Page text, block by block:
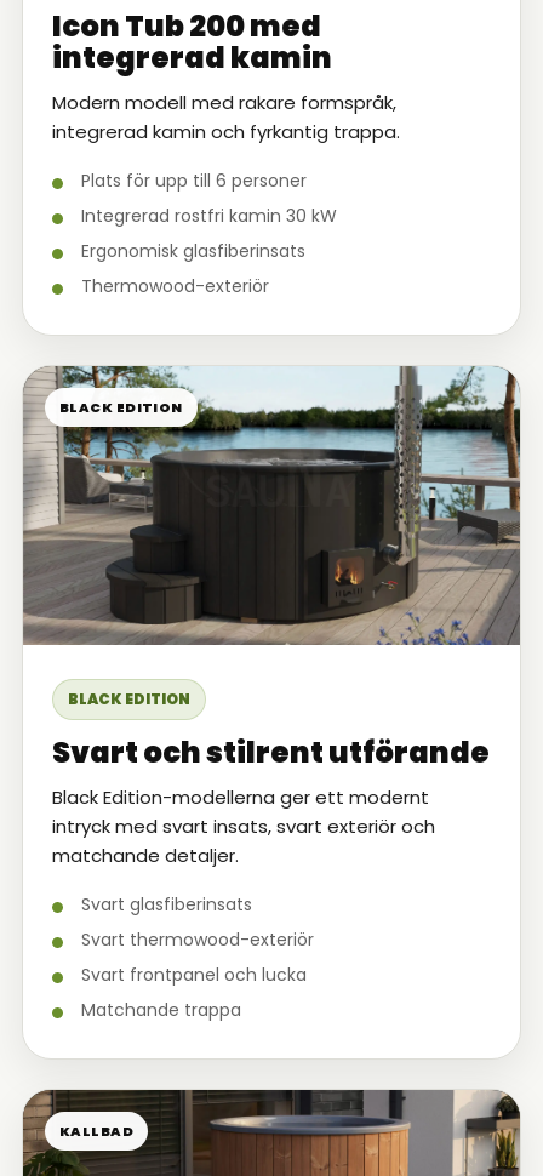
Icon Tub 200 med
integrerad kamin
Modern modell med rakare formspråk,
integrerad kamin och fyrkantig trappa.
Plats för upp till 6 personer
Integrerad rostfri kamin 30 kW
Ergonomisk glasfiberinsats
Thermowood-exteriör
BLACK EDITION
BLACK EDITION
Svart och stilrent utförande
Black Edition-modellerna ger ett modernt
intryck med svart insats, svart exteriör och
matchande detaljer.
Svart glasfiberinsats
Svart thermowood-exteriör
Svart frontpanel och lucka
Matchande trappa
KALLBAD